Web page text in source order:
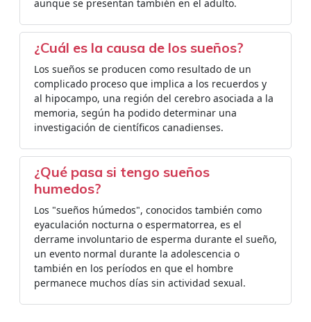
aunque se presentan también en el adulto.
¿Cuál es la causa de los sueños?
Los sueños se producen como resultado de un
complicado proceso que implica a los recuerdos y
al hipocampo, una región del cerebro asociada a la
memoria, según ha podido determinar una
investigación de científicos canadienses.
¿Qué pasa si tengo sueños
humedos?
Los "sueños húmedos", conocidos también como
eyaculación nocturna o espermatorrea, es el
derrame involuntario de esperma durante el sueño,
un evento normal durante la adolescencia o
también en los períodos en que el hombre
permanece muchos días sin actividad sexual.